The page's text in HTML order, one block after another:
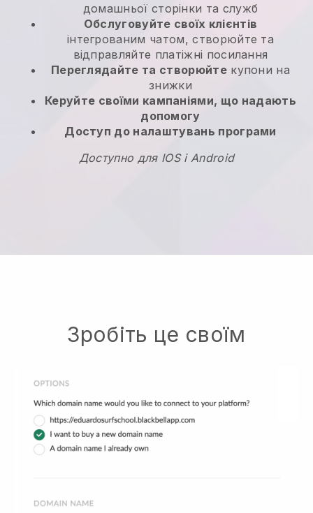
домашньої сторінки та служб
Обслуговуйте своїх клієнтів
інтегрованим чатом, створюйте та
відправляйте платіжні посилання
Переглядайте та створюйтекупони на
знижки
Керуйте своїми кампаніями, що надають
допомогу
Доступ до налаштувань програми
Доступно для IOS і Android
Зробіть це своїм